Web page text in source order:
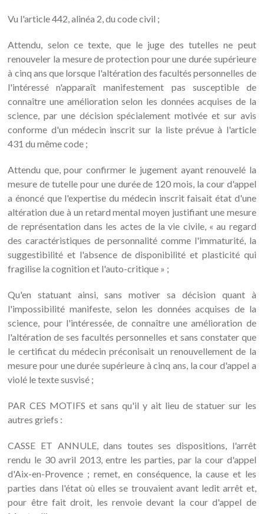
Vu l'article 442, alinéa 2, du code civil ;
Attendu, selon ce texte, que le juge des tutelles ne peut
renouveler la mesure de protection pour une durée supérieure
à cinq ans que lorsque l'altération des facultés personnelles de
l'intéressé n'apparaît manifestement pas susceptible de
connaître une amélioration selon les données acquises de la
science, par une décision spécialement motivée et sur avis
conforme d'un médecin inscrit sur la liste prévue à l'article
431 du même code ;
Attendu que, pour confirmer le jugement ayant renouvelé la
mesure de tutelle pour une durée de 120 mois, la cour d'appel
a énoncé que l'expertise du médecin inscrit faisait état d'une
altération due à un retard mental moyen justifiant une mesure
de représentation dans les actes de la vie civile, « au regard
des caractéristiques de personnalité comme l'immaturité, la
suggestibilité et l'absence de disponibilité et plasticité qui
fragilise la cognition et l'auto-critique » ;
Qu'en statuant ainsi, sans motiver sa décision quant à
l'impossibilité manifeste, selon les données acquises de la
science, pour l'intéressée, de connaître une amélioration de
l'altération de ses facultés personnelles et sans constater que
le certificat du médecin préconisait un renouvellement de la
mesure pour une durée supérieure à cinq ans, la cour d'appel a
violé le texte susvisé ;
PAR CES MOTIFS et sans qu'il y ait lieu de statuer sur les
autres griefs :
CASSE ET ANNULE, dans toutes ses dispositions, l'arrêt
rendu le 30 avril 2013, entre les parties, par la cour d'appel
d'Aix-en-Provence ; remet, en conséquence, la cause et les
parties dans l'état où elles se trouvaient avant ledit arrêt et,
pour être fait droit, les renvoie devant la cour d'appel de